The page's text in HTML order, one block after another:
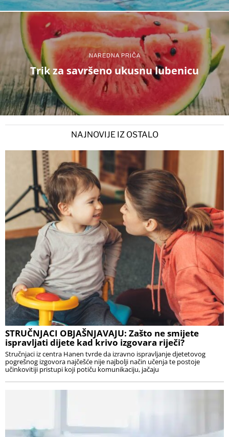
NAREDNA PRIČA
Trik za savršeno ukusnu lubenicu
NAJNOVIJE IZ OSTALO
STRUČNJACI OBJAŠNJAVAJU: Zašto ne smijete
ispravljati dijete kad krivo izgovara riječi?
Stručnjaci iz centra Hanen tvrde da izravno ispravljanje djetetovog
pogrešnog izgovora najčešće nije najbolji način učenja te postoje
učinkovitiji pristupi koji potiču komunikaciju, jačaju